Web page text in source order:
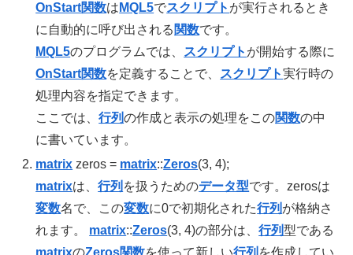
OnStart関数は MQL5でスクリプト が実行されるとき
に自動的に呼び出される 関数です。
MQL5のプログラムでは、 スクリプト が開始する際に
OnStart関数を定義することで、 スクリプト実行時の
処理内容を指定できます。
ここでは、行列の作成と表示の処理をこの関数の中
に書いています。
matrix zeros = matrix::Zeros(3, 4);
matrixは、行列 を扱うためのデータ型です。zerosは
変数名で、この変数に0で初期化された行列 が格納さ
れます。 matrix::Zeros(3, 4)の部分は、行列型である